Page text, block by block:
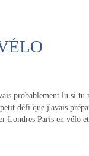
probablement lu si tu
défi que j'avais
Londres Paris en vélo